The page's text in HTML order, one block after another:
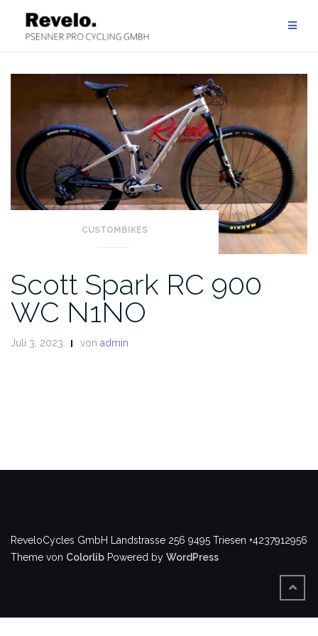
Inhalt
springen
CUSTOMBIKES
Scott Spark RC 900
WC N1NO
Juli 3, 2023 von admin
ReveloCycles GmbH Landstrasse 256 9495 Triesen +4237912956
Theme von Colorlib Powered by WordPress